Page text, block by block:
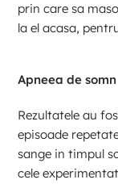
prin care sa
la el acasa,
Apneea de somn
Rezultatele au
episoade
sange in timpul
cele